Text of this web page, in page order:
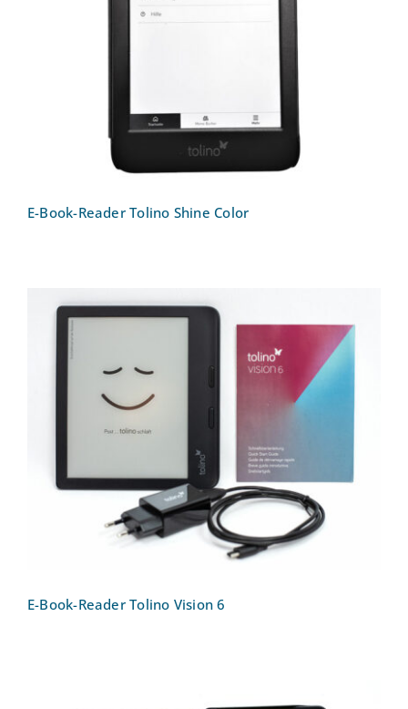
E-Book-Reader Tolino Shine Color
E-Book-Reader Tolino Vision 6
E-Book-Reader Tolino Vision 6